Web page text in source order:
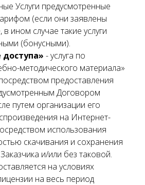
Услуги предусмотренные
(если они заявлены
ином случае такие услуги
(бонусными).
- услуга по
методического материала»
предоставления
Договором
путем организации его
на Интернет-
использования
скачивания и сохранения
и/или без таковой.
на условиях
на весь период